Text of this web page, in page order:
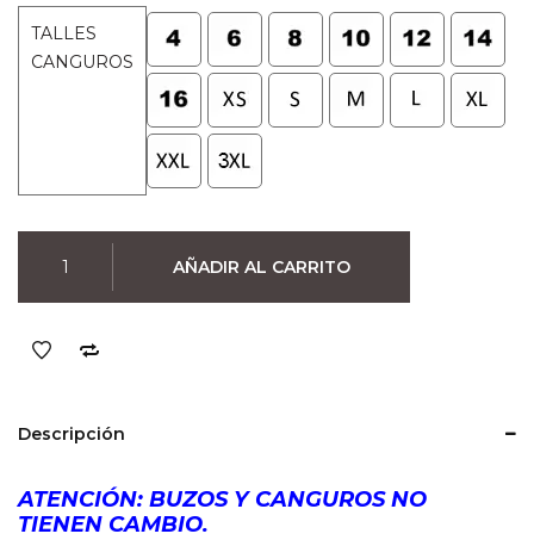
TALLES
CANGUROS
Ghoul
cantidad
AÑADIR AL CARRITO
Descripción
ATENCIÓN: BUZOS Y CANGUROS NO
TIENEN CAMBIO.